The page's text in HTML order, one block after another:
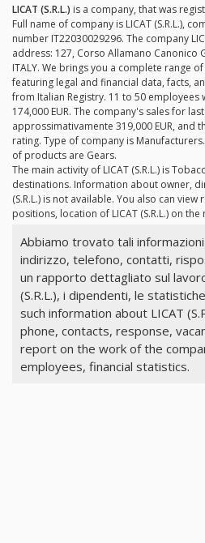
LICAT (S.R.L.) is a company, that was
Full name of company is LICAT (S.R.L.),
number IT22030029296. The company
address: 127, Corso Allamano Canonico
ITALY. We brings you a complete range
featuring legal and financial data, facts,
from Italian Registry. 11 to 50 employees
174,000 EUR. The company's sales for
approssimativamente 319,000 EUR, and
rating. Type of company is
of products are Gears.
The main activity of LICAT (S.R.L.) is
destinations. Information about owner,
(S.R.L.) is not available. You also can view
positions, location of LICAT (S.R.L.) on the
Abbiamo trovato tali informazioni
indirizzo, telefono, contatti,
un rapporto dettagliato sul
(S.R.L.), i dipendenti, le
such information about LICAT
phone, contacts, response,
report on the work of the
employees, financial statistics.